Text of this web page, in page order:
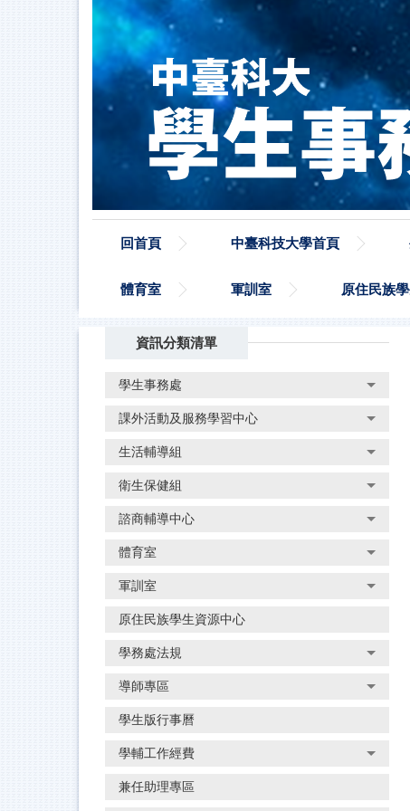
回首頁 中臺科技大學首頁
體育室 軍訓室 原住民族
資訊分類清單
學生事務處
課外活動及服務學習中心
生活輔導組
衛生保健組
諮商輔導中心
體育室
軍訓室
原住民族學生資源中心
學務處法規
導師專區
學生版行事曆
學輔工作經費
兼任助理專區